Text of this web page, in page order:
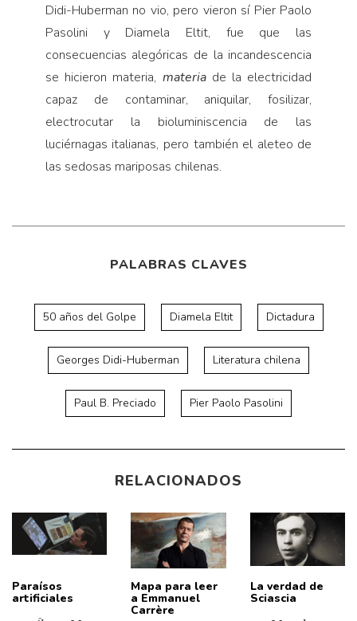
Didi-Huberman no vio, pero vieron sí Pier Paolo
Pasolini y Diamela Eltit, fue que las
consecuencias alegóricas de la incandescencia
se hicieron materia, materia de la electricidad
capaz de contaminar, aniquilar, fosilizar,
electrocutar la bioluminiscencia de las
luciérnagas italianas, pero también el aleteo de
las sedosas mariposas chilenas.
PALABRAS CLAVES
50 años del Golpe Diamela Eltit Dictadura
Georges Didi-Huberman Literatura chilena
Paul B. Preciado Pier Paolo Pasolini
RELACIONADOS
Paraísos
artificiales
Mapa para leer
a Emmanuel
Carrère
La verdad de
Sciascia